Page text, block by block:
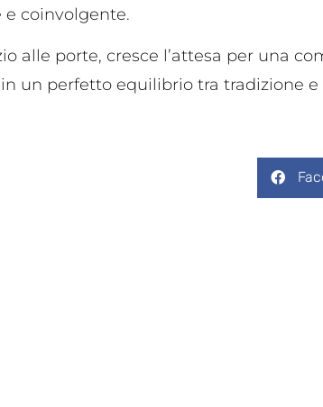
e coinvolgente.
alle porte, cresce l’attesa per una
un perfetto equilibrio tra tradizione e